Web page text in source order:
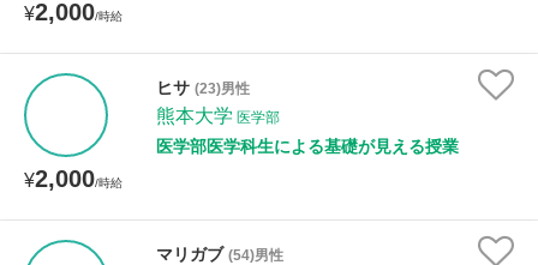
¥2,000/時給
¥2,000/時給
ヒサ (23)男性
熊本大学 医学部
医学部医学科生による基礎が見える授業
マリガブ (54)男性